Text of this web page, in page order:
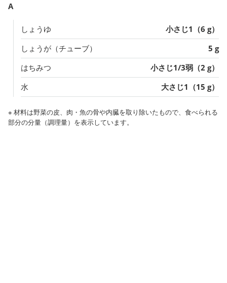
A
しょうゆ
小さじ1（6 g）
しょうが（チューブ）
5 g
はちみつ
小さじ1/3弱（2 g）
水
大さじ1（15 g）
※ 材料は野菜の皮、肉・魚の骨や内臓を取り除いたもので、食べられる
部分の分量（調理量）を表示しています。